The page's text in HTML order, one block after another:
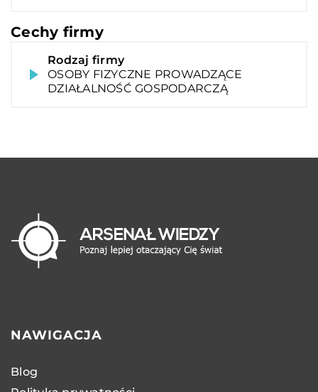
Cechy firmy
Rodzaj firmy
OSOBY FIZYCZNE PROWADZĄCE
DZIAŁALNOŚĆ GOSPODARCZĄ
NAWIGACJA
Blog